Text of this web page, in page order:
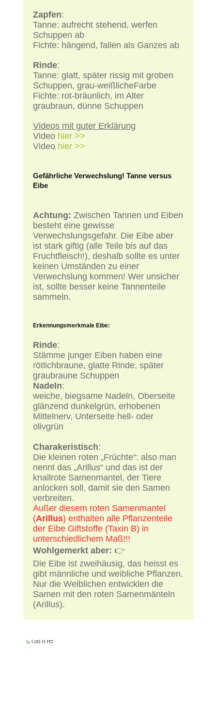
Zapfen:
Tanne: aufrecht stehend, werfen
Schuppen ab
Fichte: hängend, fallen als Ganzes ab
Rinde:
Tanne: glatt, später rissig mit groben
Schuppen, grau-weißlicheFarbe
Fichte: rot-bräunlich, im Alter
graubraun, dünne Schuppen
Videos mit guter Erklärung
Video hier >>
Video hier >>
Gefährliche Verwechslung! Tanne versus
Eibe
Achtung: Zwischen Tannen und Eiben
besteht eine gewisse
Verwechslungsgefahr. Die Eibe aber
ist stark giftig (alle Teile bis auf das
Fruchtfleisch!), deshalb sollte es unter
keinen Umständen zu einer
Verwechslung kommen! Wer unsicher
ist, sollte besser keine Tannenteile
sammeln.
Erkennungsmerkmale Eibe:
Rinde:
Stämme junger Eiben haben eine
rötlichbraune, glatte Rinde, später
graubraune Schuppen
Nadeln:
weiche, biegsame Nadeln, Oberseite
glänzend dunkelgrün, erhobenen
Mittelnerv, Unterseite hell- oder
olivgrün
Charakeristisch:
Die kleinen roten „Früchte“: also man
nennt das „Arillus“ und das ist der
knallrote Samenmantel, der Tiere
anlocken soll, damit sie den Samen
verbreiten.
Außer diesem roten Samenmantel
(Arillus) enthalten alle Pflanzenteile
der Eibe Giftstoffe (Taxin B) in
unterschiedlichem Maß!!!
Wohlgemerkt aber: 👉
Die Eibe ist zweihäusig, das heisst es
gibt männliche und weibliche Pflanzen.
Nur die Weiblichen entwicklen die
Samen mit den roten Samenmänteln
(Arillus).